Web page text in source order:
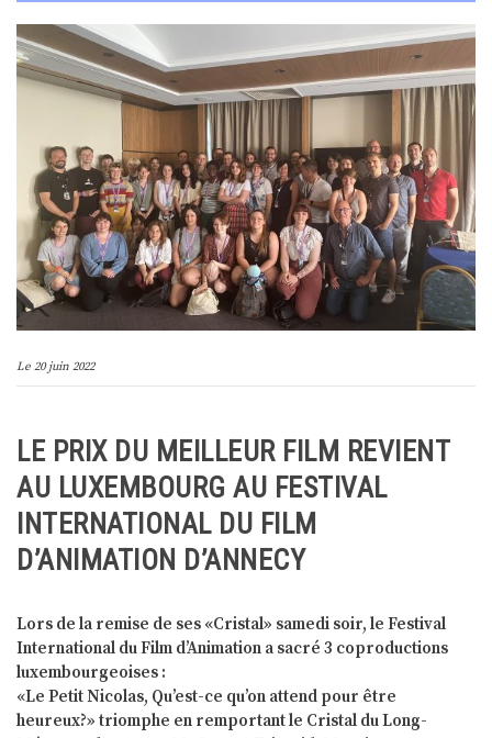
Le 20 juin 2022
LE PRIX DU MEILLEUR FILM REVIENT
AU LUXEMBOURG AU FESTIVAL
INTERNATIONAL DU FILM
D’ANIMATION D’ANNECY
Lors de la remise de ses «Cristal» samedi soir, le Festival
International du Film d’Animation a sacré 3 coproductions
luxembourgeoises :
«Le Petit Nicolas, Qu’est-ce qu’on attend pour être
heureux?» triomphe en remportant le Cristal du Long-